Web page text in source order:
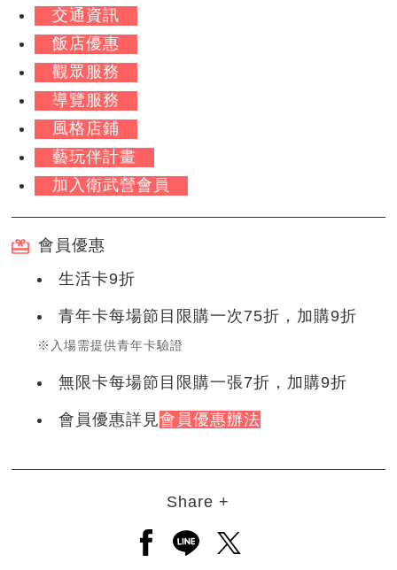
交通資訊
飯店優惠
觀眾服務
導覽服務
風格店鋪
藝玩伴計畫
加入衛武營會員
會員優惠
生活卡9折
青年卡每場節目限購一次75折，加購9折
※入場需提供青年卡驗證
無限卡每場節目限購一張7折，加購9折
會員優惠詳見會員優惠辦法
Share +
另開新視窗分享至facebook
另開新視窗分享至line
另開新視窗分享至